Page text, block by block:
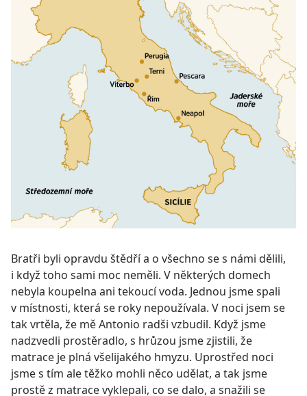
Bratři byli opravdu štědří a o všechno se s námi dělili,
i když toho sami moc neměli. V některých domech
nebyla koupelna ani tekoucí voda. Jednou jsme spali
v místnosti, která se roky nepoužívala. V noci jsem se
tak vrtěla, že mě Antonio radši vzbudil. Když jsme
nadzvedli prostěradlo, s hrůzou jsme zjistili, že
matrace je plná všelijakého hmyzu. Uprostřed noci
jsme s tím ale těžko mohli něco udělat, a tak jsme
prostě z matrace vyklepali, co se dalo, a snažili se